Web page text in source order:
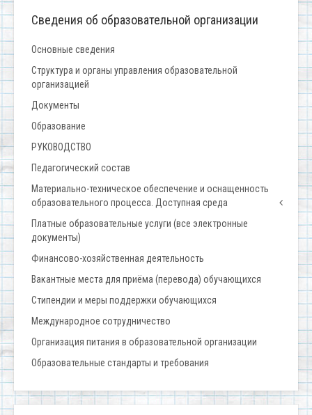
Сведения об образовательной организации
Основные сведения
Структура и органы управления образовательной
организацией
Документы
Образование
РУКОВОДСТВО
Педагогический состав
Материально-техническое обеспечение и оснащенность
образовательного процесса. Доступная среда
Платные образовательные услуги (все электронные
документы)
Финансово-хозяйственная деятельность
Вакантные места для приёма (перевода) обучающихся
Стипендии и меры поддержки обучающихся
Международное сотрудничество
Организация питания в образовательной организации
Образовательные стандарты и требования